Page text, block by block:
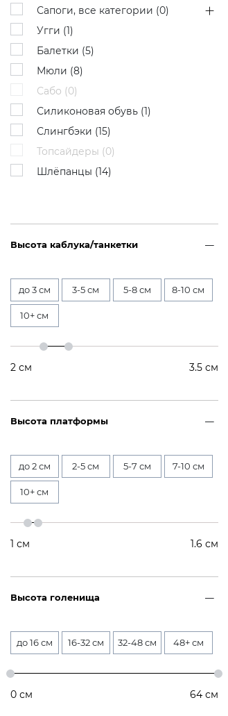
Сапоги, все категории (0)
Угги (1)
Балетки (5)
Мюли (8)
Сабо (0)
Силиконовая обувь (1)
Слингбэки (15)
Топсайдеры (0)
Шлёпанцы (14)
Высота каблука/танкетки
до 3 см 3-5 см 5-8 см 8-10 см
10+ см
2 см 3.5 см
Высота платформы
до 2 см 2-5 см 5-7 см 7-10 см
10+ см
1 см 1.6 см
Высота голенища
до 16 см 16-32 см 32-48 см 48+ см
0 см 64 см